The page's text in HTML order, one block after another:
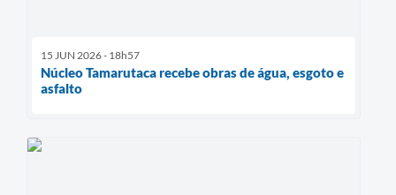
15 JUN 2026 - 18h57
Núcleo Tamarutaca recebe obras de água, esgoto e
asfalto